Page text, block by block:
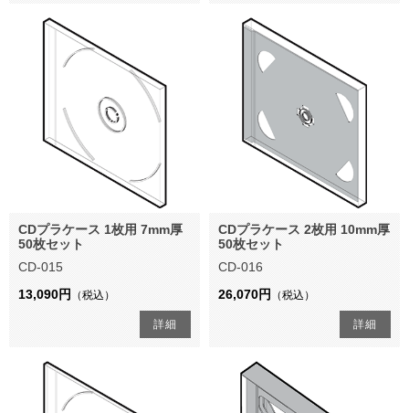
CDプラケース 1枚用 7mm厚
50枚セット
CD-015
13,090円
（税込）
詳細
CDプラケース 2枚用 10mm厚
50枚セット
CD-016
26,070円
（税込）
詳細